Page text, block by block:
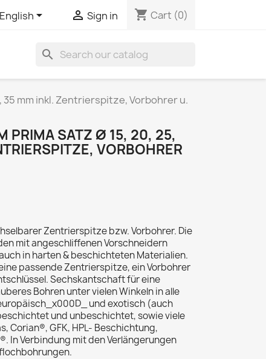
English  Sign in shopping_cart Cart (0)
search
35 mm inkl. Zentrierspitze, Vorbohrer u.
PRIMA SATZ Ø 15, 20, 25,
VORBOHRER
Zentrierspitze bzw. Vorbohrer. Die
mit angeschliffenen Vorschneidern
in harten & beschichteten Materialien.
passende Zentrierspitze, ein Vorbohrer
Sechskantschaft für eine
Bohren unter vielen Winkeln in alle
und exotisch (auch
und unbeschichtet, sowie viele
Corian®, GFK, HPL- Beschichtung,
In Verbindung mit den Verlängerungen